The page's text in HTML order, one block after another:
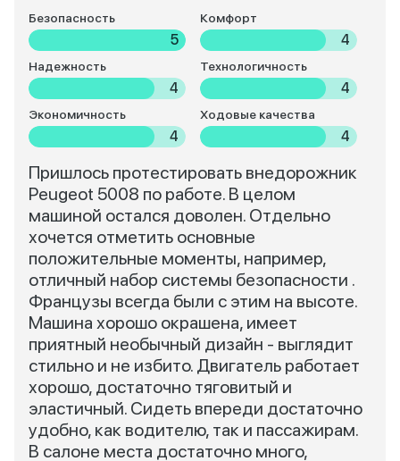
Безопасность
5
Комфорт
4
Надежность
4
Технологичность
4
Экономичность
4
Ходовые качества
4
Пришлось протестировать внедорожник
Peugeot 5008 по работе. В целом
машиной остался доволен. Отдельно
хочется отметить основные
положительные моменты, например,
отличный набор системы безопасности .
Французы всегда были с этим на высоте.
Машина хорошо окрашена, имеет
приятный необычный дизайн - выглядит
стильно и не избито. Двигатель работает
хорошо, достаточно тяговитый и
эластичный. Сидеть впереди достаточно
удобно, как водителю, так и пассажирам.
В салоне места достаточно много,